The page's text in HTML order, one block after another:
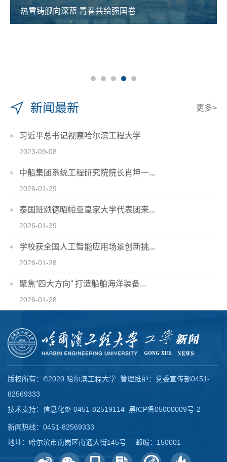
热雪铸舰向深蓝 青春共绘强国卷
新闻最新 更多>
习近平总书记视察哈尔滨工程大学
2023-09-08
中船集团系统工程研究院院长肖坤一...
2026-01-29
泰国班颂德昭帕亚皇家大学代表团来...
2026-01-29
学校获全国人工智能应用场景创新挑...
2026-01-28
聚焦“四大方向” 打造船舶海洋装备...
2026-01-28
版权所有：©2020 哈尔滨工程大学 管理维护：党委宣传部0451-
82569333
技术支持：信息化处 0451-82519114 黑ICP备05000009号-2
新闻热线：0451-82569333
地址：哈尔滨市南岗区南通大街145号 邮编：150001